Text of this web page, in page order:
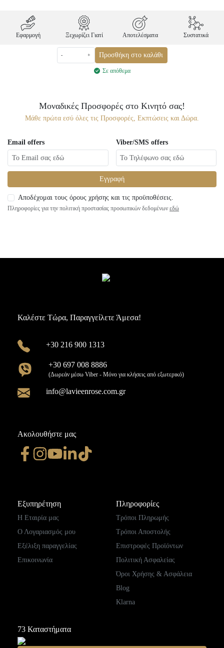
Εφαρμογή Ξεχωρίζει Γιατί Αποτελέσματα Συστατικά
- + Προσθήκη στο καλάθι
Σε απόθεμα
Μοναδικές Προσφορές στο Κινητό σας!
Μάθε πρώτα εσύ όλες τις Προσφορές, Εκπτώσεις και Δώρα.
Email offers Viber/SMS offers
Εγγραφή
Αποδέχομαι τους όρους χρήσης και τις προϋποθέσεις.
Πληροφορίες για την πολιτική προστασίας προσωπικών δεδομένων εδώ
Καλέστε Τώρα, Παραγγείλετε Άμεσα!
+30 216 900 1313
+30 697 008 8886
(Δωρεάν μέσω Viber - Μόνο για κλήσεις από εξωτερικό)
info@lavieenrose.com.gr
Ακολουθήστε μας
Εξυπηρέτηση
Η Εταιρία μας
Ο Λογαριασμός μου
Εξέλιξη παραγγελίας
Επικοινωνία
Πληροφορίες
Τρόποι Πληρωμής
Τρόποι Αποστολής
Επιστροφές Προϊόντων
Πολιτική Ασφαλείας
Όροι Χρήσης & Ασφάλεια
Blog
Klarna
73 Καταστήματα